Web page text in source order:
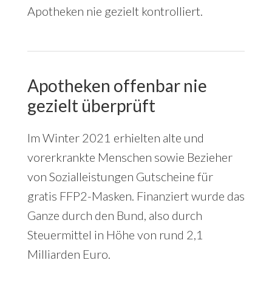
Apotheken nie gezielt kontrolliert.
Apotheken offenbar nie
gezielt überprüft
Im Winter 2021 erhielten alte und
vorerkrankte Menschen sowie Bezieher
von Sozialleistungen Gutscheine für
gratis FFP2-Masken. Finanziert wurde das
Ganze durch den Bund, also durch
Steuermittel in Höhe von rund 2,1
Milliarden Euro.